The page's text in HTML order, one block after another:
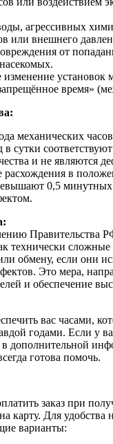
агрессивных
или внешнего
от
установок
время»
механических
в сутки
и не являются
в
0,5 минутных
Правительства
технически сложные
обмену, если они
Это мера,
и обеспечение
вас часами,
годами. Если у
дополнительной
готова помочь.
заказ при
карту. Для
варианты: